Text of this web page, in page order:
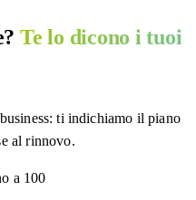
Te lo dicono i tuoi
ti indichiamo il piano
al rinnovo.
a 100